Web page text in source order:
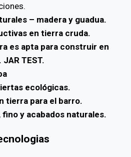
– madera y guadua.
en tierra cruda.
es apta para construir en
TEST.
ecológicas.
tierra para el barro.
fino y acabados naturales.